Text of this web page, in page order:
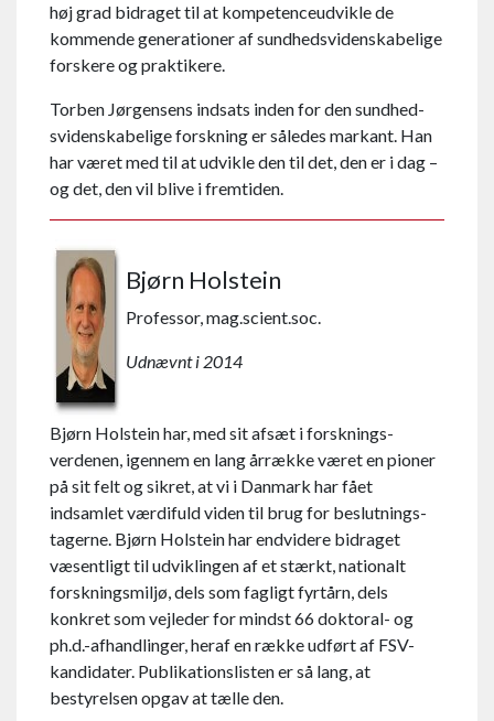
høj grad bidraget til at kompetence­udvikle de
kommende generationer af sundheds­viden­skabelige
forskere og praktikere.
Torben Jørgensens indsats inden for den sundhed­
sviden­skabe­lige forskning er således markant. Han
har været med til at udvikle den til det, den er i dag –
og det, den vil blive i fremtiden.
Bjørn Holstein
Professor, mag.scient.soc.
Udnævnt i 2014
Bjørn Holstein har, med sit afsæt i forsknings­
verdenen, igennem en lang årrække været en pioner
på sit felt og sikret, at vi i Danmark har fået
indsamlet værdifuld viden til brug for be­slut­nings­
tagerne. Bjørn Holstein har endvidere bidraget
væsentligt til udviklingen af et stærkt, nationalt
forskningsmiljø, dels som fagligt fyrtårn, dels
konkret som vejleder for mindst 66 doktoral- og
ph.d.-afhandlinger, heraf en række udført af FSV-
kandidater. Publika­tions­listen er så lang, at
bestyrelsen opgav at tælle den.